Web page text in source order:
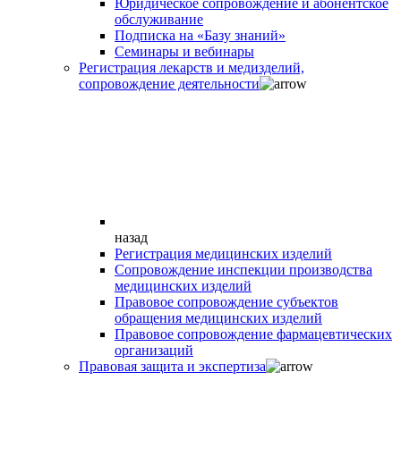
Юридическое сопровождение и абонентское
обслуживание
Подписка на «Базу знаний»
Семинары и вебинары
Регистрация лекарств и медизделий,
сопровождение деятельности
назад
Регистрация медицинских изделий
Сопровождение инспекции производства
медицинских изделий
Правовое сопровождение субъектов
обращения медицинских изделий
Правовое сопровождение фармацевтических
организаций
Правовая защита и экспертиза